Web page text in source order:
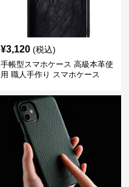
¥3,120 (税込)
手帳型スマホケース 高級本革使
用 職人手作り スマホケース